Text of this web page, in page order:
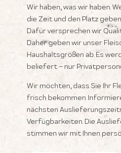
Wir haben, was wir haben.
die Zeit und den Platz
Dafür versprechen wir
Daher geben wir unser
Haushaltsgrößen ab. Es
beliefert – nur
Wir möchten, dass Sie Ihr
frisch bekommen.
nächsten
Verfügbarkeiten. Die
stimmen wir mit Ihnen